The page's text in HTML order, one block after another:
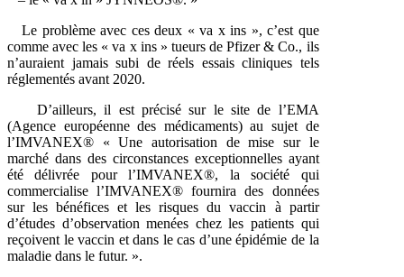
Le problème avec ces deux « va x ins », c’est que
comme avec les « va x ins » tueurs de Pfizer & Co., ils
n’auraient jamais subi de réels essais cliniques tels
réglementés avant 2020.
D’ailleurs, il est précisé sur le site de l’EMA
(Agence européenne des médicaments) au sujet de
l’IMVANEX® « Une autorisation de mise sur le
marché dans des circonstances exceptionnelles ayant
été délivrée pour l’IMVANEX®, la société qui
commercialise l’IMVANEX® fournira des données
sur les bénéfices et les risques du vaccin à partir
d’études d’observation menées chez les patients qui
reçoivent le vaccin et dans le cas d’une épidémie de la
maladie dans le futur. ».